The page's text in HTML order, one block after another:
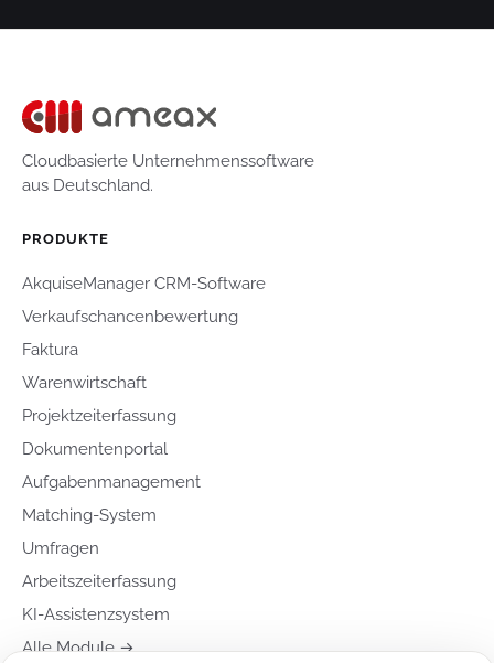
Cloudbasierte Unternehmenssoftware
aus Deutschland.
PRODUKTE
AkquiseManager CRM-Software
Verkaufschancenbewertung
Faktura
Warenwirtschaft
Projektzeiterfassung
Dokumentenportal
Aufgabenmanagement
Matching-System
Umfragen
Arbeitszeiterfassung
KI-Assistenzsystem
Alle Module →